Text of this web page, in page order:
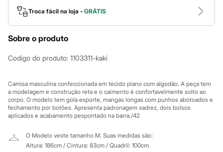
Cintos
Óculos
Relógios
Calçados
Chinelos
Rasteirinhas
Sapatilhas
Tênis
Marcas
City
Clock House
Sawary
Yessica
Troca fácil na loja - GRÁTIS
Sobre o produto
Codigo do produto: 1103311-kaki
Camisa masculina confeccionada em tecido plano com algodão. A peça tem
a modelagem e construção reta e o caimento é confortavelmente solto ao
corpo. O modelo tem gola esporte, mangas longas com punhos abotoados e
fechamento por botões. Apresenta padronagem xadrez, dois bolsos
aplicados e acabamento pespontado na barra./42
O Modelo veste tamanho M. Suas medidas são:
Altura: 186cm / Cintura: 83cm / Quadril: 100cm.